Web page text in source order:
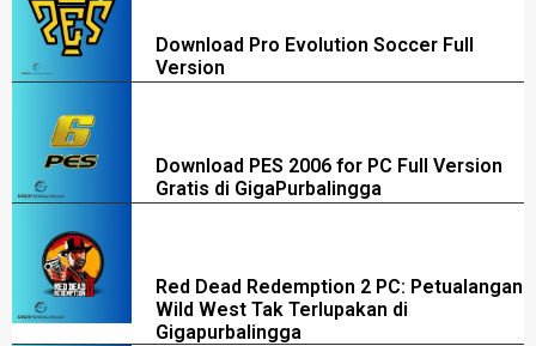
Download Pro Evolution Soccer Full
Version
Download PES 2006 for PC Full Version
Gratis di GigaPurbalingga
Red Dead Redemption 2 PC: Petualangan
Wild West Tak Terlupakan di
Gigapurbalingga